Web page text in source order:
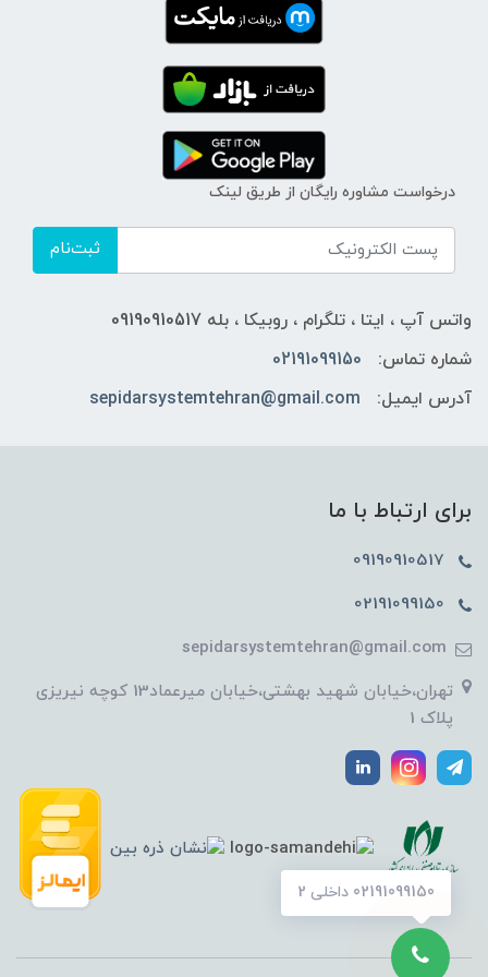
درخواست مشاوره رایگان از طریق لینک
ثبت‌نام
واتس آپ ، ایتا ، تلگرام ، روبیکا ، بله 09190910517
شماره تماس:
02191099150
آدرس ایمیل:
sepidarsystemtehran@gmail.com
برای ارتباط با ما
sepidarsystemtehran@gmail.com
تهران،خیابان شهید بهشتی،خیابان میرعماد13 کوچه نیریزی
پلاک 1
02191099150 داخلی 2